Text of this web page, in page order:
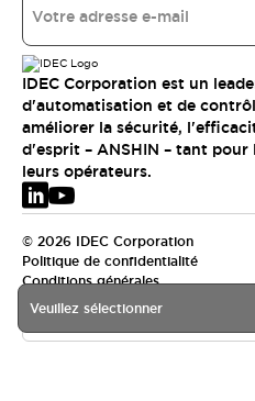
Veuillez sélectionner
IDEC Corporation est un
d'automatisation et de
améliorer la sécurité,
d'esprit – ANSHIN – tant pour
leurs opérateurs.
© 2026 IDEC Corporation
Politique de confidentialité
Conditions générales
EMEA